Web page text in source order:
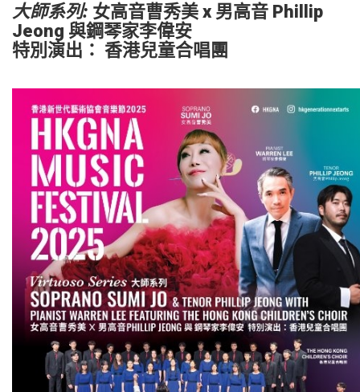
大師系列: 女高音曹秀美 x 男高音 Phillip
Jeong 與鋼琴家李偉安
特別演出： 香港兒童合唱團